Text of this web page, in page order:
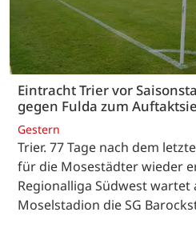
Eintracht Trier vor
gegen Fulda zum
Gestern
Trier. 77 Tage nach dem
für die Mosestädter wieder
Regionalliga Südwest wartet
Moselstadion die SG